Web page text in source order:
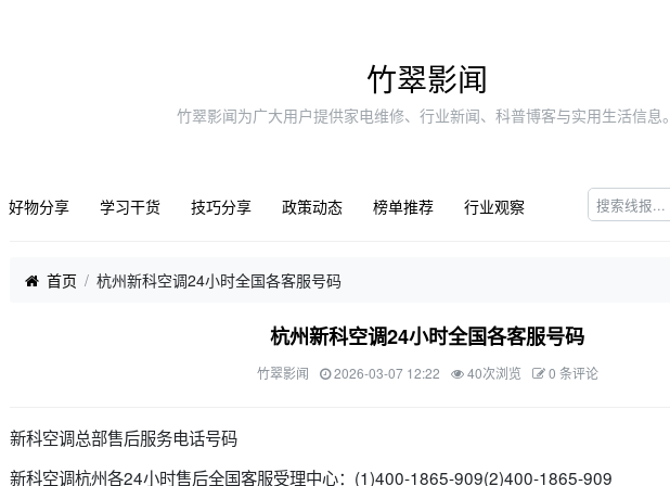
竹翠影闻
竹翠影闻为广大用户提供家电维修、行业新闻、科普博客与实用生活信息
好物分享 学习干货 技巧分享 政策动态 榜单推荐 行业观察
首页 杭州新科空调24小时全国各客服号码
杭州新科空调24小时全国各客服号码
竹翠影闻 2026-03-07 12:22 40次浏览 0 条评论
新科空调总部售后服务电话号码
新科空调杭州各24小时售后全国客服受理中心：(1)400-1865-909(2)400-1865-909